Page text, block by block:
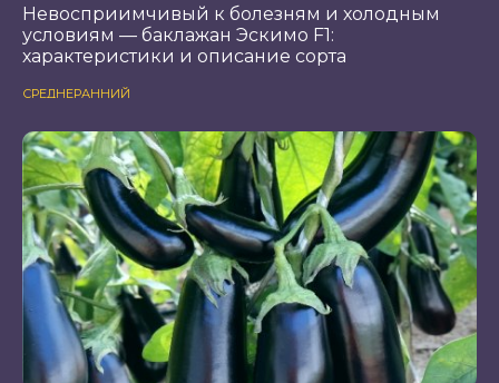
Невосприимчивый к болезням и холодным
условиям — баклажан Эскимо F1:
характеристики и описание сорта
СРЕДНЕРАННИЙ